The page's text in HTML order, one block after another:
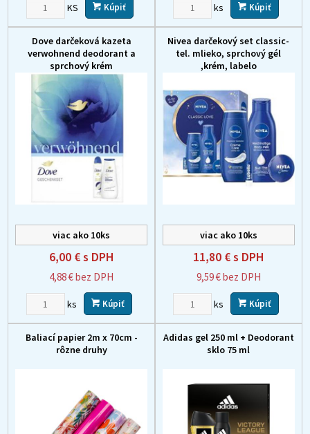
KS Kúpiť ks Kúpiť
Dove darčeková kazeta
verwohnend deodorant a
sprchový krém
viac ako 10ks
6,00 €s DPH
4,88 €bez DPH
ks Kúpiť
Nivea darčekový set classic-
tel. mlieko, sprchový gél
,krém, labelo
viac ako 10ks
11,80 €s DPH
9,59 €bez DPH
ks Kúpiť
Baliací papier 2m x 70cm -
rôzne druhy
Adidas gel 250 ml + Deodorant
sklo 75 ml